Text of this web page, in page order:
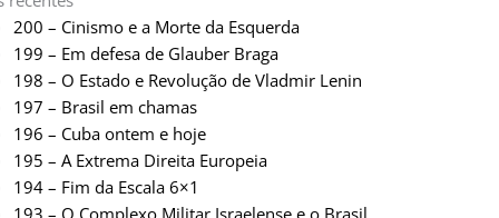
200 – Cinismo e a Morte da Esquerda
199 – Em defesa de Glauber Braga
198 – O Estado e Revolução de Vladmir Lenin
197 – Brasil em chamas
196 – Cuba ontem e hoje
195 – A Extrema Direita Europeia
194 – Fim da Escala 6×1
193 – O Complexo Militar Israelense e o Brasil